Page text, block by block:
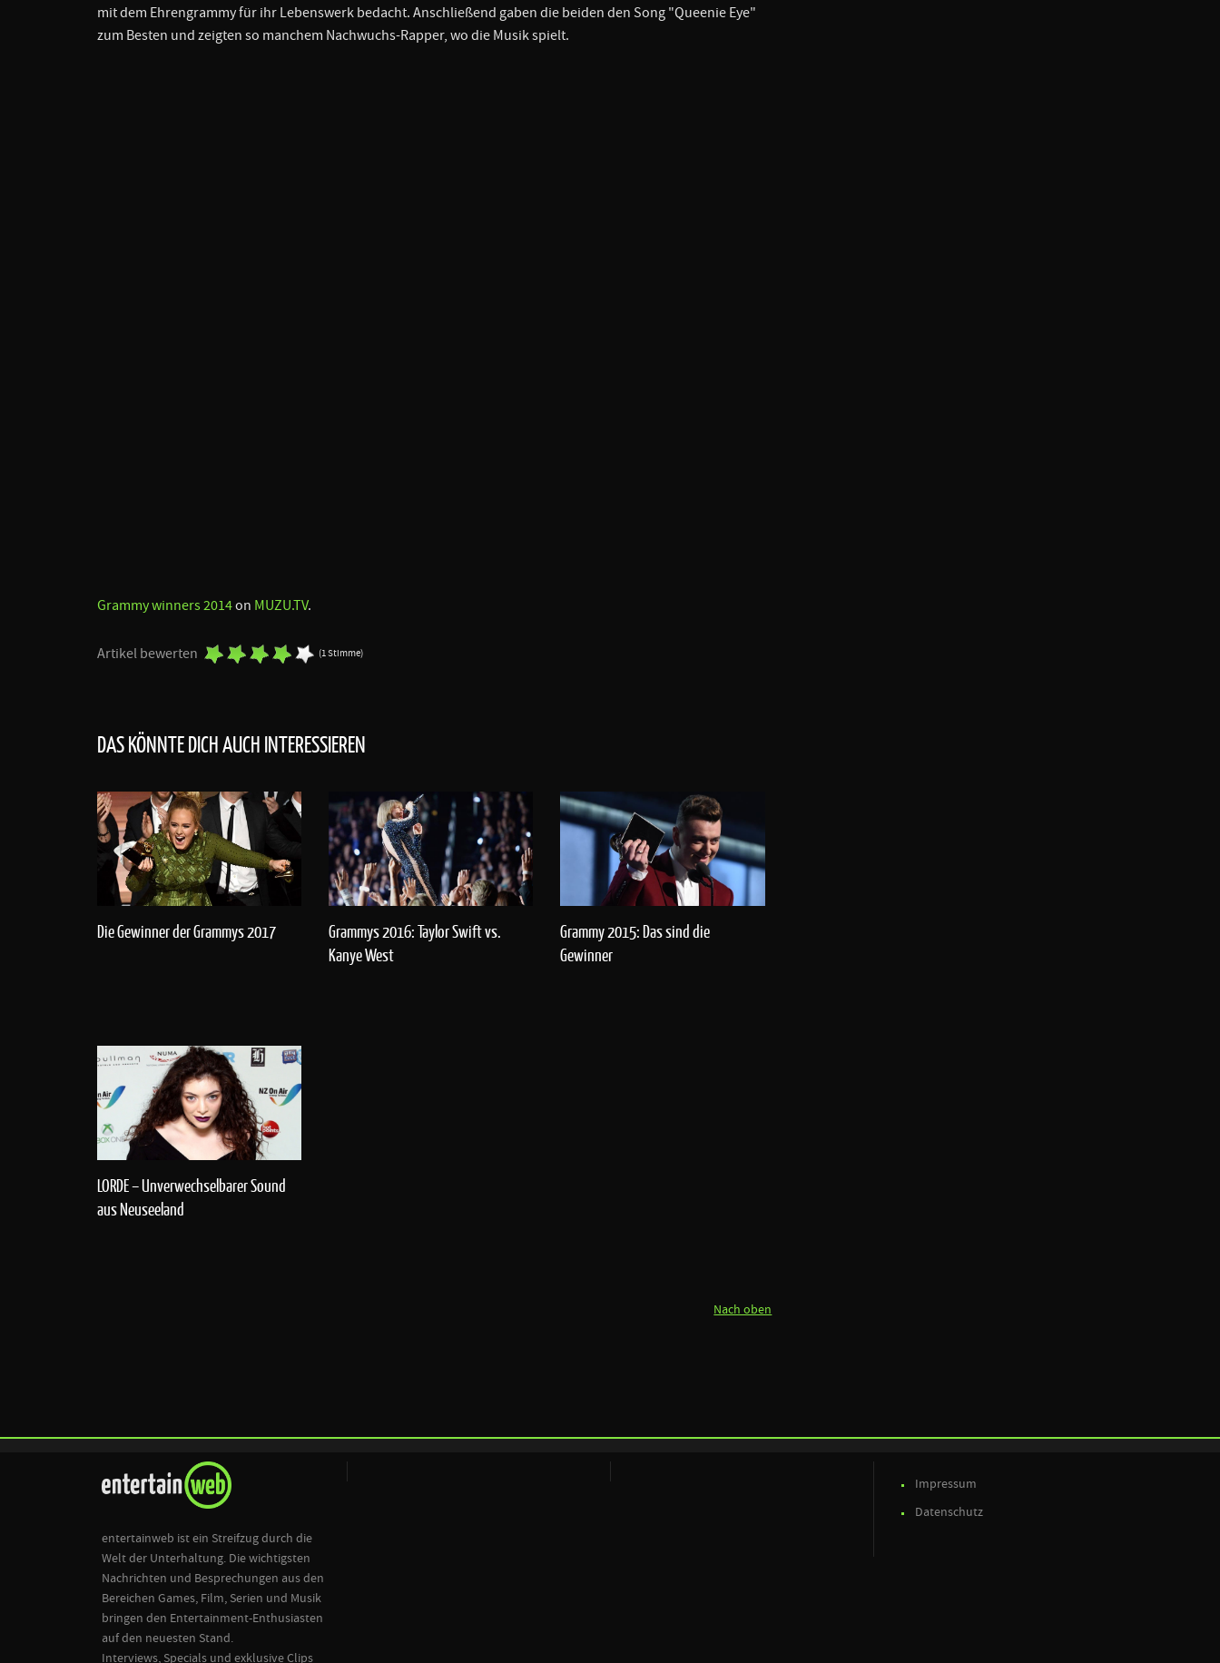
mit dem Ehrengrammy für ihr Lebenswerk bedacht. Anschließend gaben die beiden den Song "Queenie Eye"
zum Besten und zeigten so manchem Nachwuchs-Rapper, wo die Musik spielt.
Grammy winners 2014on MUZU.TV.
Artikel bewerten (1 Stimme)
DAS KÖNNTE DICH AUCH INTERESSIEREN
Die Gewinner der Grammys 2017
Grammys 2016: Taylor Swift vs.
Kanye West
Grammy 2015: Das sind die
Gewinner
LORDE – Unverwechselbarer Sound
aus Neuseeland
Nach oben
entertainweb ist ein Streifzug durch die
Welt der Unterhaltung. Die wichtigsten
Nachrichten und Besprechungen aus den
Bereichen Games, Film, Serien und Musik
bringen den Entertainment-Enthusiasten
auf den neuesten Stand.
Interviews, Specials und exklusive Clips
Impressum
Datenschutz